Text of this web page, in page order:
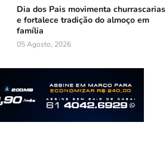
Dia dos Pais movimenta churrascarias
e fortalece tradição do almoço em
família
05 Agosto, 2026